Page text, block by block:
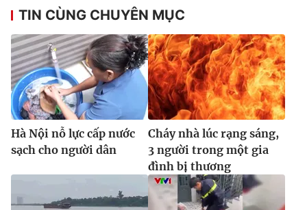
® Cấm sao chép dưới mọi hình thức nếu không có sự chấp
thuận bằng văn bản. Ghi rõ nguồn VTV.vn khi phát hành lại
thông tin từ website này.
TIN CÙNG CHUYÊN MỤC
Hà Nội nỗ lực cấp nước
sạch cho người dân
Cháy nhà lúc rạng sáng,
3 người trong một gia
đình bị thương